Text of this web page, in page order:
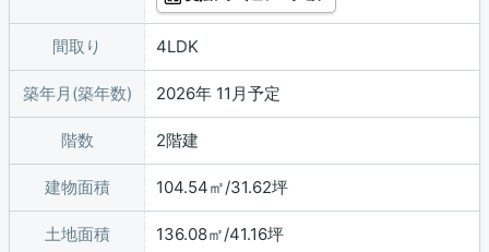
間取り 4LDK
築年月(築年数) 2026年 11月予定
階数 2階建
建物面積 104.54㎡/31.62坪
土地面積 136.08㎡/41.16坪